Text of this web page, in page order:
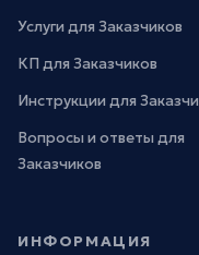
Услуги для Заказчиков
КП для Заказчиков
Инструкции для
Вопросы и ответы для
Заказчиков
ИНФОРМАЦИЯ